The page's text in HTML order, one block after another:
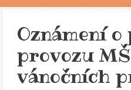
Oznámení
provozu
vánočních